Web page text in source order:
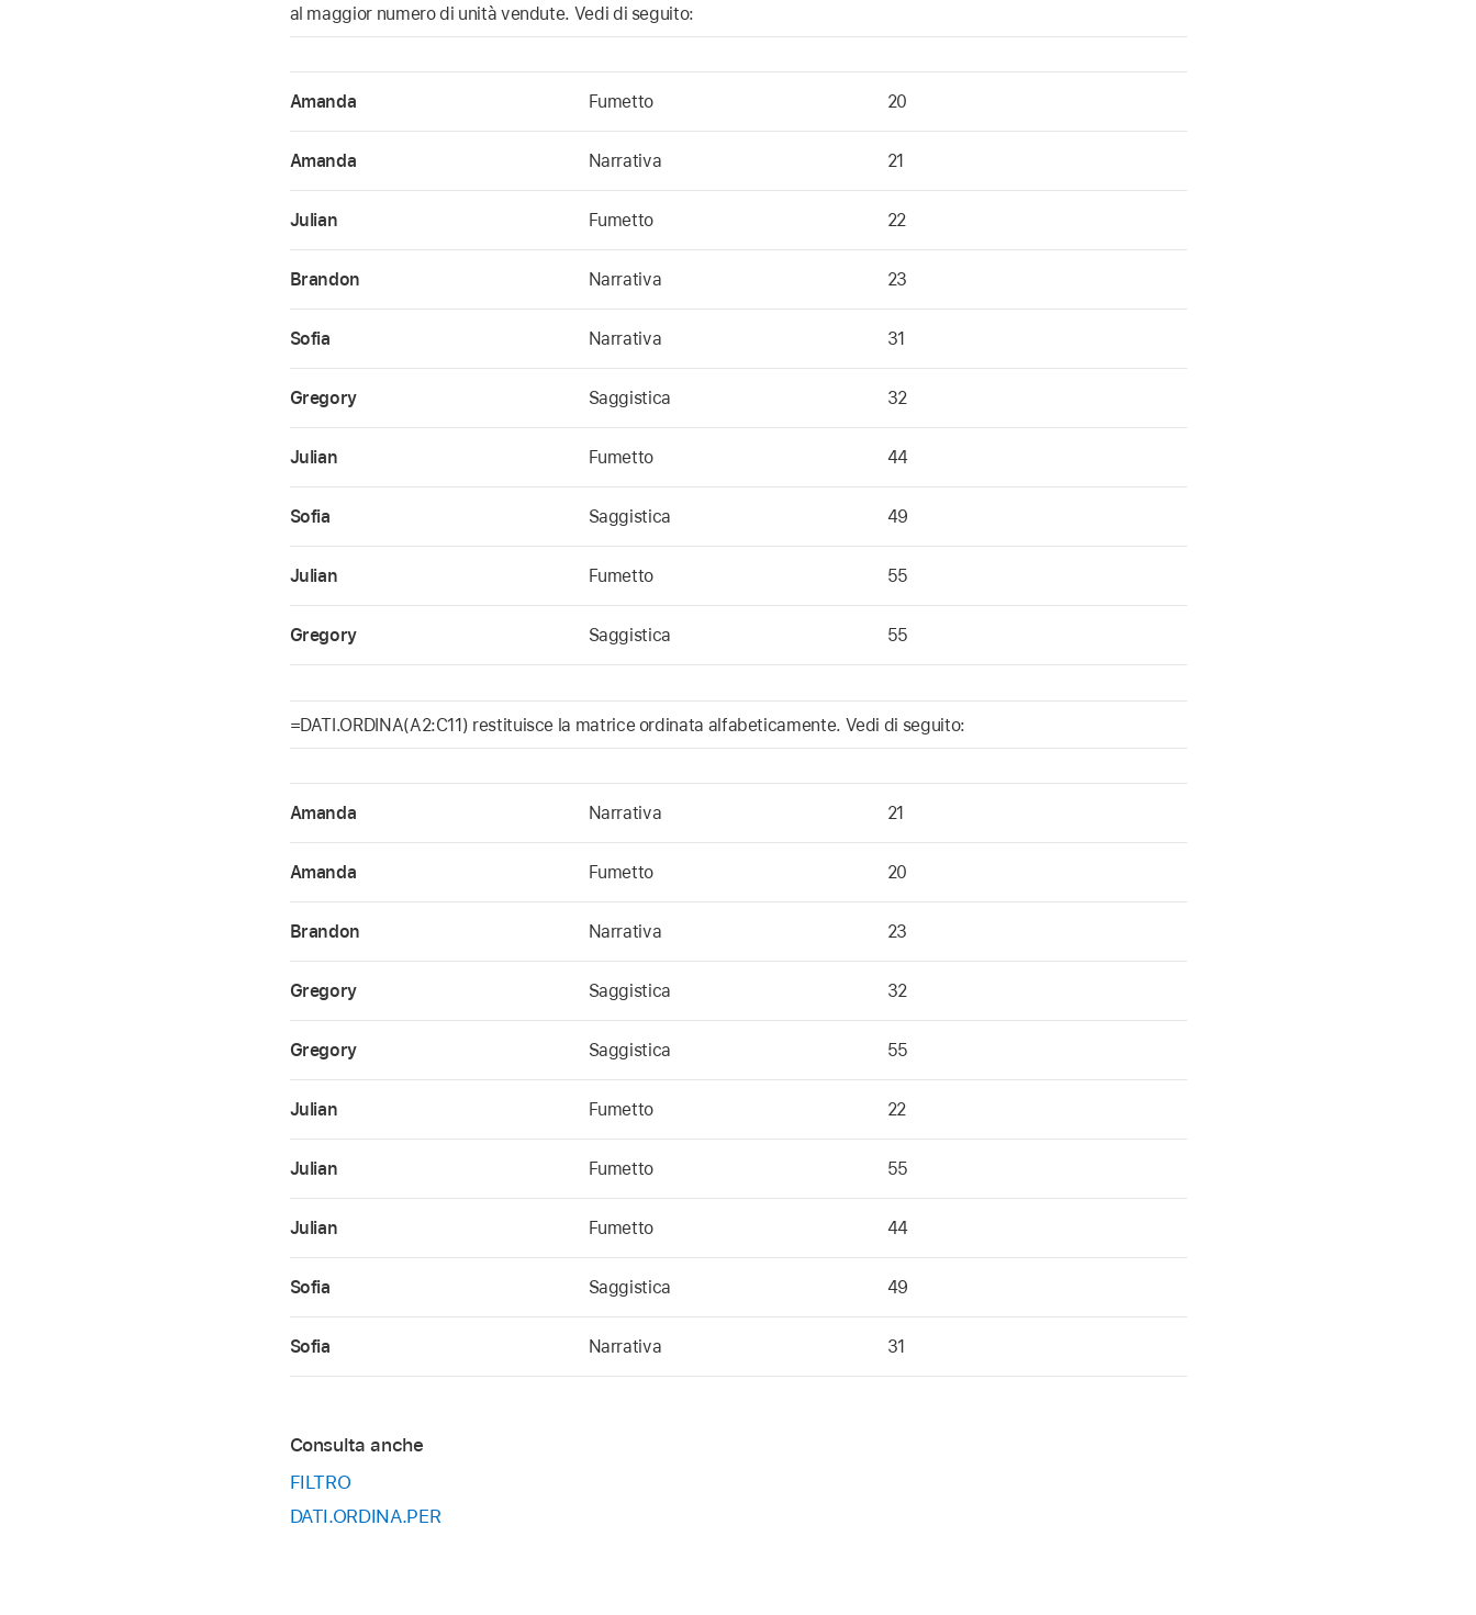
al maggior numero di unità vendute. Vedi di seguito:
Amanda Fumetto 20
Amanda Narrativa 21
Julian Fumetto 22
Brandon Narrativa 23
Sofia Narrativa 31
Gregory Saggistica 32
Julian Fumetto 44
Sofia Saggistica 49
Julian Fumetto 55
Gregory Saggistica 55
=DATI.ORDINA(A2:C11) restituisce la matrice ordinata alfabeticamente. Vedi di seguito:
Amanda Narrativa 21
Amanda Fumetto 20
Brandon Narrativa 23
Gregory Saggistica 32
Gregory Saggistica 55
Julian Fumetto 22
Julian Fumetto 55
Julian Fumetto 44
Sofia Saggistica 49
Sofia Narrativa 31
Consulta anche
FILTRO
DATI.ORDINA.PER